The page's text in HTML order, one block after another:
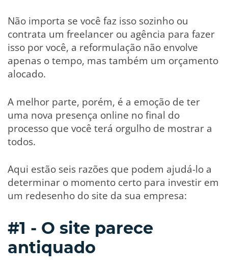
Não importa se você faz isso sozinho ou
contrata um freelancer ou agência para fazer
isso por você, a reformulação não envolve
apenas o tempo, mas também um orçamento
alocado.
A melhor parte, porém, é a emoção de ter
uma nova presença online no final do
processo que você terá orgulho de mostrar a
todos.
Aqui estão seis razões que podem ajudá-lo a
determinar o momento certo para investir em
um redesenho do site da sua empresa:
#1 - O site parece
antiquado